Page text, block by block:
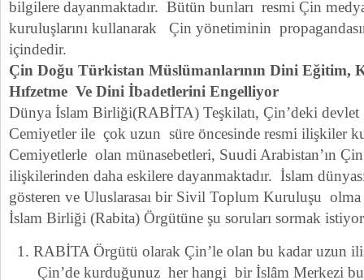
bilgilere dayanmaktadır. Bütün bunları resmi Çin
kuruluşlarını kullanarak Çin yönetiminin
içindedir.
Çin Doğu Türkistan Müslümanlarının Dini Eğitim,
Hıfzetme Ve Dini İbadetlerini Engelliyor
Dünya İslam Birliği(RABİTA) Teşkilatı, Çin’deki
Cemiyetler ile çok uzun süre öncesinde resmi ilişkiler
Cemiyetlerle olan münasebetleri, Suudi Arabistan’ın
ilişkilerinden daha eskilere dayanmaktadır. İslam
gösteren ve Uluslarasaı bir Sivil Toplum Kuruluşu
İslam Birliği (Rabita) Örgütüne şu soruları sormak
RABİTA Örgütü olarak Çin’le olan bu kadar uzun
Çin’de kurduğunuz her hangi bir İslâm Merkezi